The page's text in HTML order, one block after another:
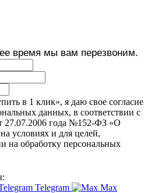
время мы вам перезвоним.
в 1 клик», я даю свое согласие
данных, в соответствии с
27.07.2006 года №152-ФЗ «О
условиях и для целей,
на обработку персональных
Telegram Max